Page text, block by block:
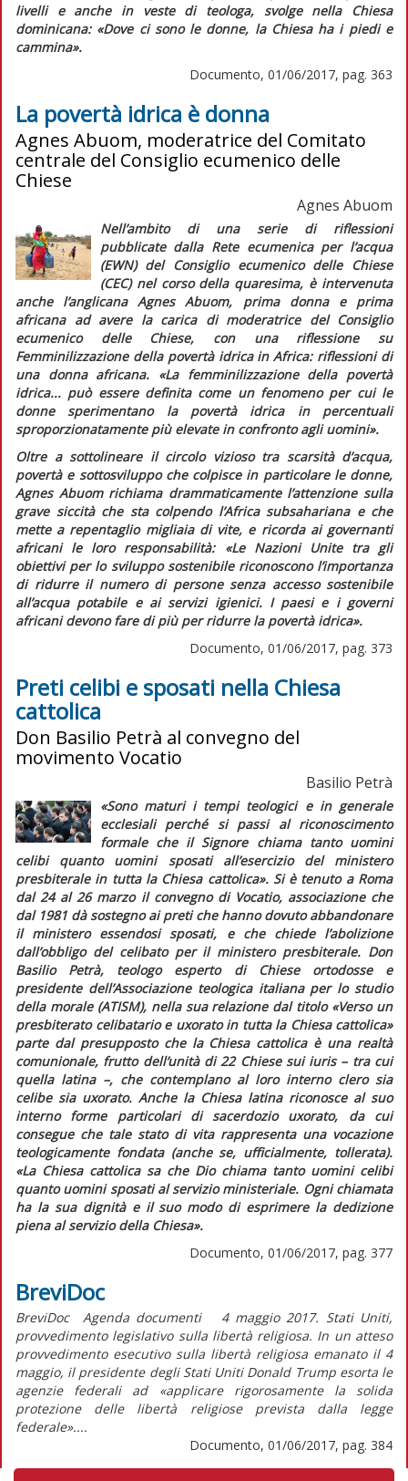
livelli e anche in veste di teologa, svolge nella Chiesa
dominicana: «Dove ci sono le donne, la Chiesa ha i piedi e
cammina».
Documento, 01/06/2017, pag. 363
La povertà idrica è donna
Agnes Abuom, moderatrice del Comitato
centrale del Consiglio ecumenico delle
Chiese
Agnes Abuom
Nell’ambito di una serie di riflessioni
pubblicate dalla Rete ecumenica per l’acqua
(EWN) del Consiglio ecumenico delle Chiese
(CEC) nel corso della quaresima, è intervenuta
anche l’anglicana Agnes Abuom, prima donna e prima
africana ad avere la carica di moderatrice del Consiglio
ecumenico delle Chiese, con una riflessione su
Femminilizzazione della povertà idrica in Africa: riflessioni di
una donna africana. «La femminilizzazione della povertà
idrica... può essere definita come un fenomeno per cui le
donne sperimentano la povertà idrica in percentuali
sproporzionatamente più elevate in confronto agli uomini».
Oltre a sottolineare il circolo vizioso tra scarsità d’acqua,
povertà e sottosviluppo che colpisce in particolare le donne,
Agnes Abuom richiama drammaticamente l’attenzione sulla
grave siccità che sta colpendo l’Africa subsahariana e che
mette a repentaglio migliaia di vite, e ricorda ai governanti
africani le loro responsabilità: «Le Nazioni Unite tra gli
obiettivi per lo sviluppo sostenibile riconoscono l’importanza
di ridurre il numero di persone senza accesso sostenibile
all’acqua potabile e ai servizi igienici. I paesi e i governi
africani devono fare di più per ridurre la povertà idrica».
Documento, 01/06/2017, pag. 373
Preti celibi e sposati nella Chiesa
cattolica
Don Basilio Petrà al convegno del
movimento Vocatio
Basilio Petrà
«Sono maturi i tempi teologici e in generale
ecclesiali perché si passi al riconoscimento
formale che il Signore chiama tanto uomini
celibi quanto uomini sposati all’esercizio del ministero
presbiterale in tutta la Chiesa cattolica».Si è tenuto a Roma
dal 24 al 26 marzo il convegno di Vocatio, associazione che
dal 1981 dà sostegno ai preti che hanno dovuto abbandonare
il ministero essendosi sposati, e che chiede l’abolizione
dall’obbligo del celibato per il ministero presbiterale. Don
Basilio Petrà, teologo esperto di Chiese ortodosse e
presidente dell’Associazione teologica italiana per lo studio
della morale (ATISM), nella sua relazione dal titolo «Verso un
presbiterato celibatario e uxorato in tutta la Chiesa cattolica»
parte dal presupposto che la Chiesa cattolica è una realtà
comunionale, frutto dell’unità di 22 Chiese sui iuris– tra cui
quella latina –, che contemplano al loro interno clero sia
celibe sia uxorato. Anche la Chiesa latina riconosce al suo
interno forme particolari di sacerdozio uxorato, da cui
consegue che tale stato di vita rappresenta una vocazione
teologicamente fondata (anche se, ufficialmente, tollerata).
«La Chiesa cattolica sa che Dio chiama tanto uomini celibi
quanto uomini sposati al servizio ministeriale. Ogni chiamata
ha la sua dignità e il suo modo di esprimere la dedizione
piena al servizio della Chiesa».
Documento, 01/06/2017, pag. 377
BreviDoc
BreviDoc Agenda documenti 4 maggio 2017. Stati Uniti,
provvedimento legislativo sulla libertà religiosa. In un atteso
provvedimento esecutivo sulla libertà religiosa emanato il 4
maggio, il presidente degli Stati Uniti Donald Trump esorta le
agenzie federali ad «applicare rigorosamente la solida
protezione delle libertà religiose prevista dalla legge
federale»....
Documento, 01/06/2017, pag. 384